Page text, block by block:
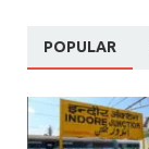
POPULAR